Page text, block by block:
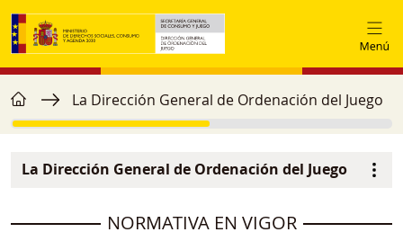
Pasar al contenido principal
Ruta de navegación
home La Dirección General de Ordenación del Juego
La Dirección General de Ordenación del Juego
NORMATIVA EN VIGOR